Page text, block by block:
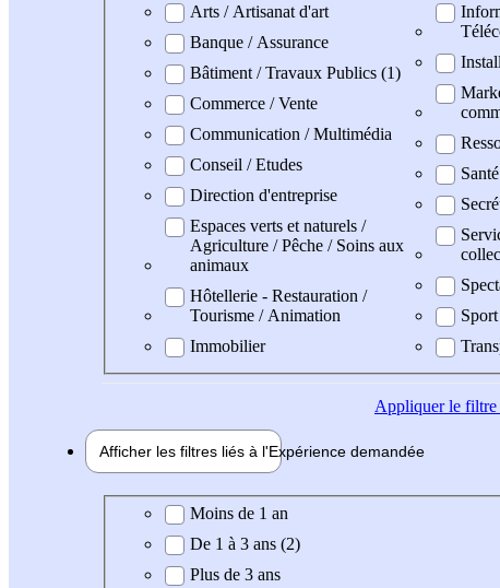
Arts / Artisanat d'art
Banque / Assurance
Bâtiment / Travaux Publics (1)
Commerce / Vente
Communication / Multimédia
Conseil / Etudes
Direction d'entreprise
Espaces verts et naturels /
Agriculture / Pêche / Soins aux
animaux
Hôtellerie - Restauration /
Tourisme / Animation
Immobilier
Santé
Sport
Appliquerle filtre
Afficher les filtres liés à l'Expérience demandée
Expérience demandée
Moins de 1 an
De 1 à 3 ans (2)
Plus de 3 ans